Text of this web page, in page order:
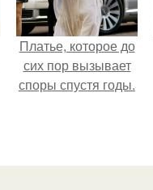
Платье, которое до
сих пор вызывает
споры спустя годы.